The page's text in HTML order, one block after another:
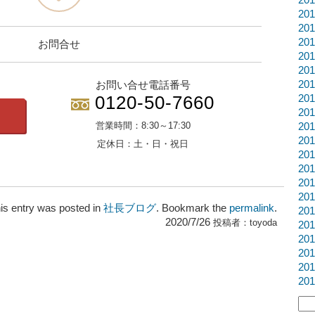
お問合せ
お問い合せ電話番号
0120-50-7660
営業時間： 8:30～17:30
定休日：土・日・祝日
entry was posted in 社長ブログ. Bookmark the permalink.
2020/7/26 投稿者： toyoda